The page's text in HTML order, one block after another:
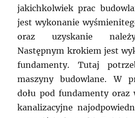
jakichkolwiek prac
jest wykonanie
oraz uzyskanie
Następnym krokiem jest
fundamenty. Tutaj
maszyny budowlane. W
dołu pod fundamenty oraz
kanalizacyjne